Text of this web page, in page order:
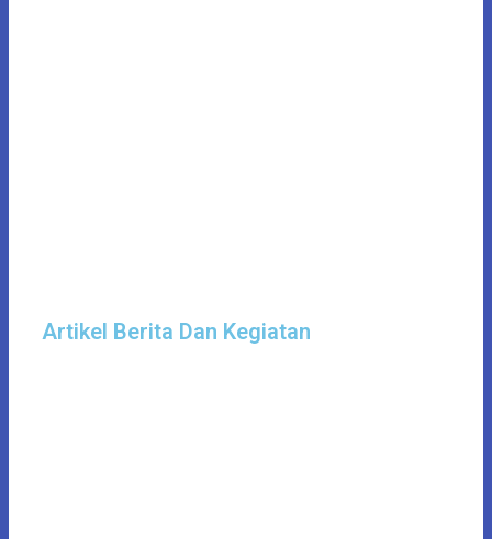
Artikel Berita Dan Kegiatan